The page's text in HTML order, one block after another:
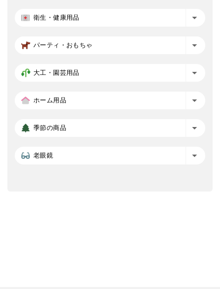
衛生・健康用品
パーティ・おもちゃ
大工・園芸用品
ホーム用品
季節の商品
老眼鏡